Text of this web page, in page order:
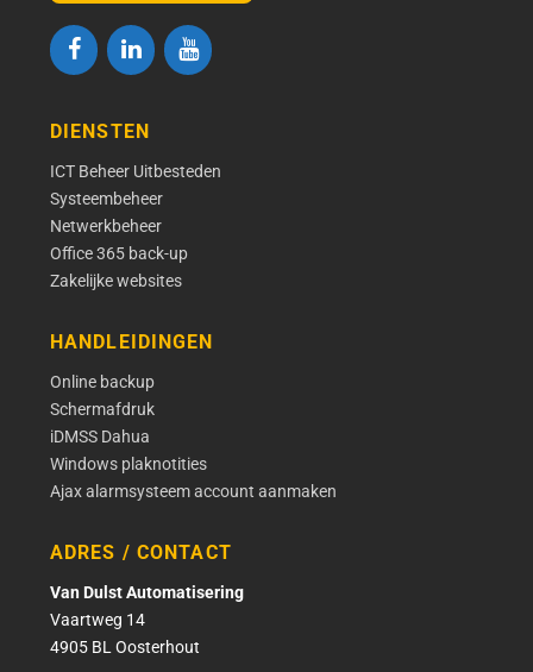
DIENSTEN
ICT Beheer Uitbesteden
Systeembeheer
Netwerkbeheer
Office 365 back-up
Zakelijke websites
HANDLEIDINGEN
Online backup
Schermafdruk
iDMSS Dahua
Windows plaknotities
Ajax alarmsysteem account aanmaken
ADRES / CONTACT
Van Dulst Automatisering
Vaartweg 14
4905 BL Oosterhout